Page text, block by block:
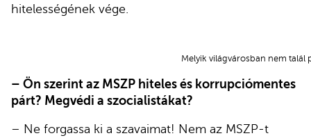
hitelességének vége.
Melyik világvárosban nem talál
– Ön szerint az MSZP hiteles és korrupciómentes
párt? Megvédi a szocialistákat?
– Ne forgassa ki a szavaimat! Nem az MSZP-t